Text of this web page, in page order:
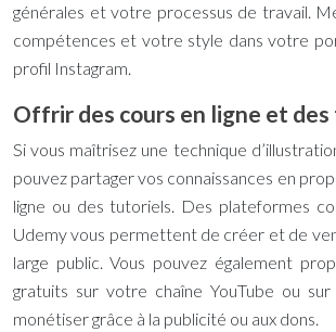
générales et votre processus de travail.
compétences et votre style dans votre
profil Instagram.
Offrir des cours en ligne et
Si vous maîtrisez une technique
pouvez partager vos connaissances en
ligne ou des tutoriels. Des plateformes
Udemy vous permettent de créer et de
large public. Vous pouvez également
gratuits sur votre chaîne YouTube ou
monétiser grâce à la publicité ou aux dons.